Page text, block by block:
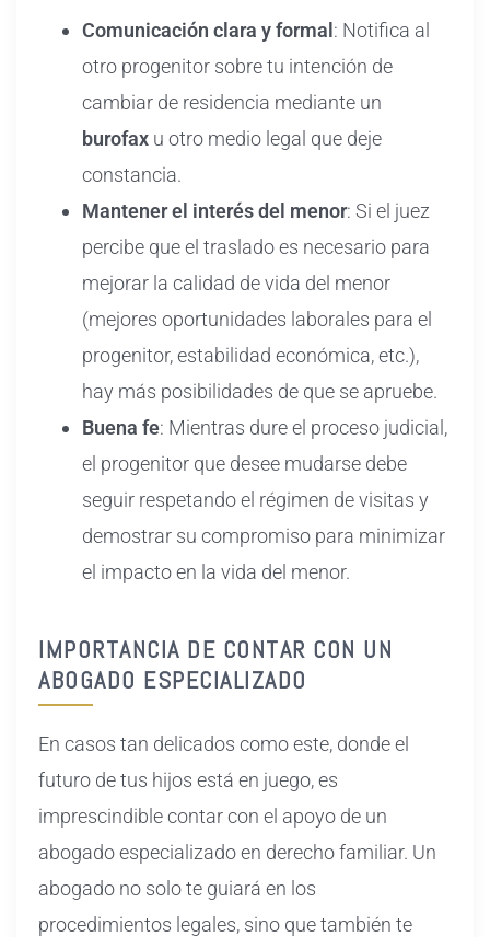
Comunicación clara y formal: Notifica al
otro progenitor sobre tu intención de
cambiar de residencia mediante un
burofax u otro medio legal que deje
constancia.
Mantener el interés del menor: Si el juez
percibe que el traslado es necesario para
mejorar la calidad de vida del menor
(mejores oportunidades laborales para el
progenitor, estabilidad económica, etc.),
hay más posibilidades de que se apruebe.
Buena fe: Mientras dure el proceso judicial,
el progenitor que desee mudarse debe
seguir respetando el régimen de visitas y
demostrar su compromiso para minimizar
el impacto en la vida del menor.
IMPORTANCIA DE CONTAR CON UN
ABOGADO ESPECIALIZADO
En casos tan delicados como este, donde el
futuro de tus hijos está en juego, es
imprescindible contar con el apoyo de un
abogado especializado en derecho familiar. Un
abogado no solo te guiará en los
procedimientos legales, sino que también te